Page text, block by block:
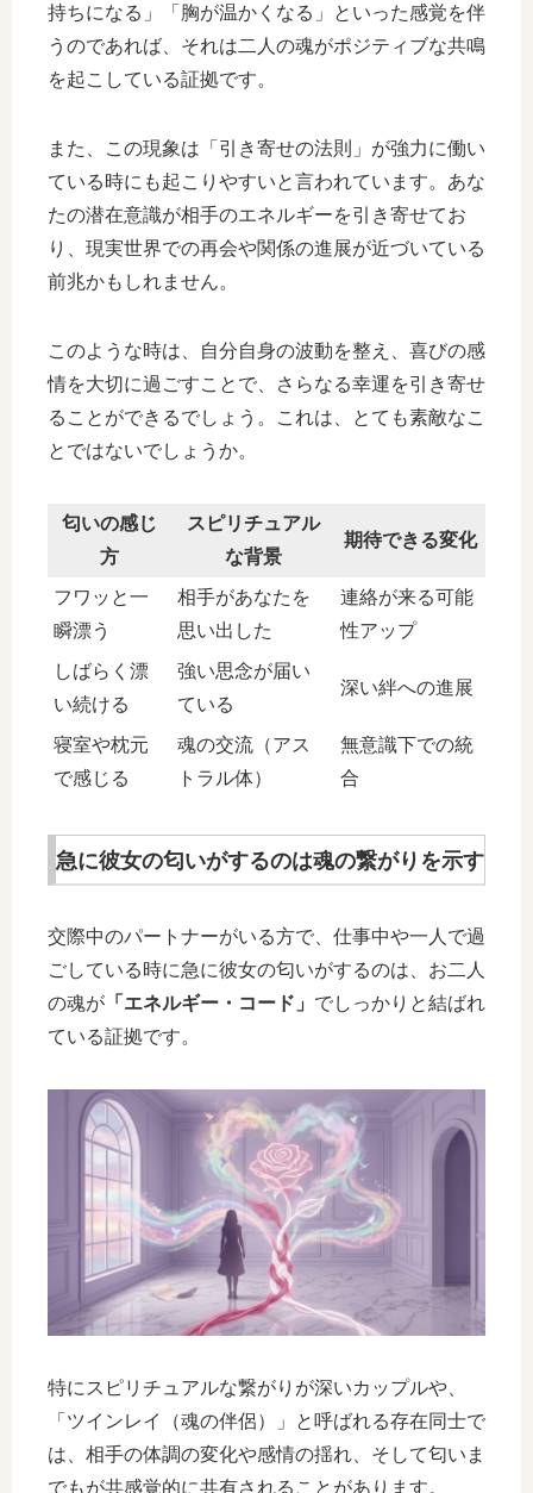
持ちになる」「胸が温かくなる」といった感覚を伴
うのであれば、それは二人の魂がポジティブな共鳴
を起こしている証拠です。
また、この現象は「引き寄せの法則」が強力に働い
ている時にも起こりやすいと言われています。あな
たの潜在意識が相手のエネルギーを引き寄せてお
り、現実世界での再会や関係の進展が近づいている
前兆かもしれません。
このような時は、自分自身の波動を整え、喜びの感
情を大切に過ごすことで、さらなる幸運を引き寄せ
ることができるでしょう。これは、とても素敵なこ
とではないでしょうか。
匂いの感じ
方
スピリチュアル
な背景
期待できる変化
フワッと一
瞬漂う
相手があなたを
思い出した
連絡が来る可能
性アップ
しばらく漂
い続ける
強い思念が届い
ている
深い絆への進展
寝室や枕元
で感じる
魂の交流（アス
トラル体）
無意識下での統
合
急に彼女の匂いがするのは魂の繋がりを示す
交際中のパートナーがいる方で、仕事中や一人で過
ごしている時に急に彼女の匂いがするのは、お二人
の魂が 「エネルギー・コード」 でしっかりと結ばれ
ている証拠です。
特にスピリチュアルな繋がりが深いカップルや、
「ツインレイ（魂の伴侶）」と呼ばれる存在同士で
は、相手の体調の変化や感情の揺れ、そして匂いま
でもが共感覚的に共有されることがあります。